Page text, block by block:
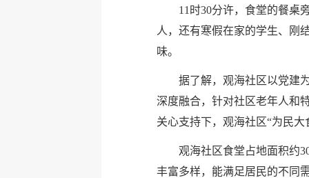
11时30分许，食堂的餐桌
人，还有寒假在家的学生、刚
味。
据了解，观海社区以党建
深度融合，针对社区老年人和
关心支持下，观海社区“为民大
观海社区食堂占地面积约
丰富多样，能满足居民的不同